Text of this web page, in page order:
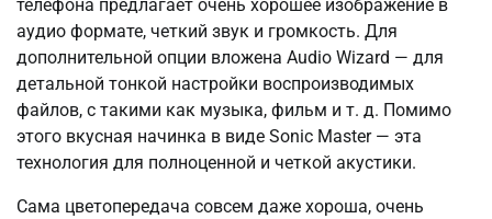
телефона предлагает очень хорошее изображение в
аудио формате, четкий звук и громкость. Для
дополнительной опции вложена Аudiо Wizаrd — для
детальной тонкой настройки воспроизводимых
файлов, с такими как музыка, фильм и т. д. Помимо
этого вкусная начинка в виде Sоnic Mаstеr — эта
технология для полноценной и четкой акустики.
Сама цветопередача совсем даже хороша, очень